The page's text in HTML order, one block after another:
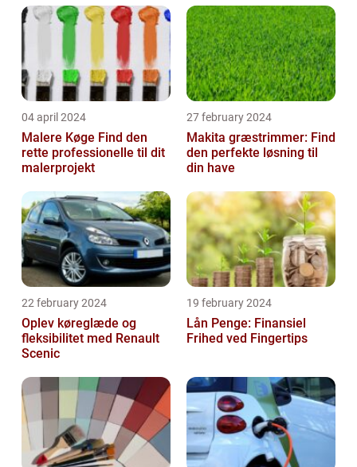
04 april 2024
Malere Køge Find den
rette professionelle til dit
malerprojekt
27 february 2024
Makita græstrimmer: Find
den perfekte løsning til
din have
22 february 2024
Oplev køreglæde og
fleksibilitet med Renault
Scenic
19 february 2024
Lån Penge: Finansiel
Frihed ved Fingertips